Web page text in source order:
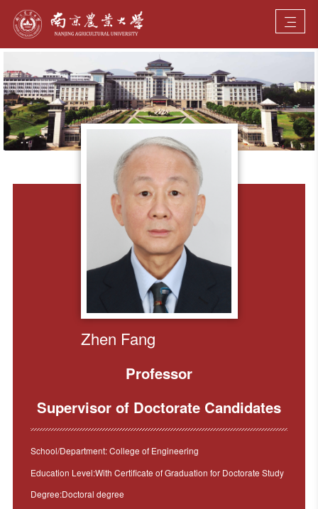
Zhen Fang
Professor
Supervisor of Doctorate Candidates
School/Department: College of Engineering
Education Level:With Certificate of Graduation for Doctorate Study
Degree:Doctoral degree